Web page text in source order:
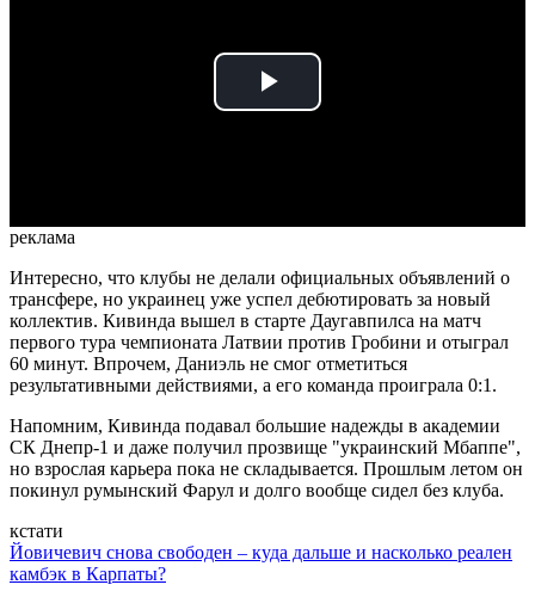
Play
реклама
Интересно, что клубы не делали официальных объявлений о
трансфере, но украинец уже успел дебютировать за новый
коллектив. Кивинда вышел в старте Даугавпилса на матч
первого тура чемпионата Латвии против Гробини и отыграл
60 минут. Впрочем, Даниэль не смог отметиться
результативными действиями, а его команда проиграла 0:1.
Напомним, Кивинда подавал большие надежды в академии
СК Днепр-1 и даже получил прозвище "украинский Мбаппе",
но взрослая карьера пока не складывается. Прошлым летом он
покинул румынский Фарул и долго вообще сидел без клуба.
кстати
Йовичевич снова свободен – куда дальше и насколько реален
камбэк в Карпаты?